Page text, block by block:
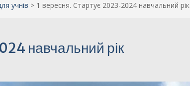
учнів > 1 вересня. Стартує 2023-2024 навчальний рік
навчальний рік